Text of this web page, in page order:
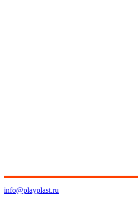
info@playplast.ru